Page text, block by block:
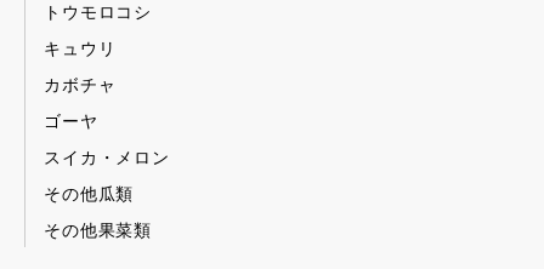
トウモロコシ
キュウリ
カボチャ
ゴーヤ
スイカ・メロン
その他瓜類
その他果菜類